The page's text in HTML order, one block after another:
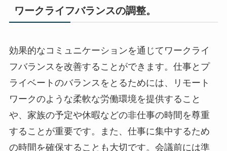
ワークライフバランスの調整。
効果的なコミュニケーションを通じてワークライ
フバランスを改善することができます。仕事とプ
ライベートのバランスをとるためには、リモート
ワークのような柔軟な労働環境を提供すること
や、家族の予定や休暇などの非仕事の時間を尊重
することが重要です。また、仕事に集中するため
の時間を確保することも大切です。会議前には準